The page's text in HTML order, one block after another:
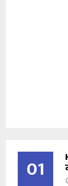
01